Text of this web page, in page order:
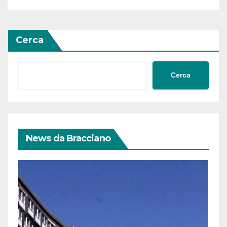
Cerca
Cerca
News da Bracciano